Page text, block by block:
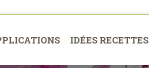
IDÉES RECETTES